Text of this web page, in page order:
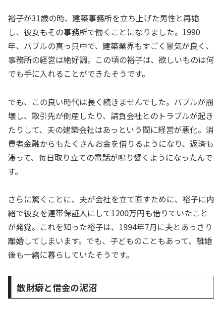
裕子が31歳の時、建築事務所を立ち上げた男性と再婚
し、彼女もその事務所で働くことになりました。1990
年、バブルの真っ只中で、建築業界もすごく景気が良く、
事務所の経営は絶好調。この頃の裕子は、欲しいものは何
でも手に入れることができたそうです。
でも、この良い時代は長く続きませんでした。バブルが崩
壊し、取引先が倒産したり、請負会社とのトラブルが起き
たりして、夫の建築会社はあっという間に経営が悪化。消
費者金融からもたくさんお金を借りるようになり、返済も
滞って、毎日取り立ての電話が鳴り響くようになったんで
す。
さらに驚くことに、夫が会社を立て直すために、裕子に内
緒で彼女を連帯保証人にして1200万円も借りていたこと
が発覚。これを知った裕子は、1994年7月に夫とあっさり
離婚してしまいます。でも、子どものこともあって、離婚
後も一緒に暮らしていたそうです。
散財癖と借金の泥沼